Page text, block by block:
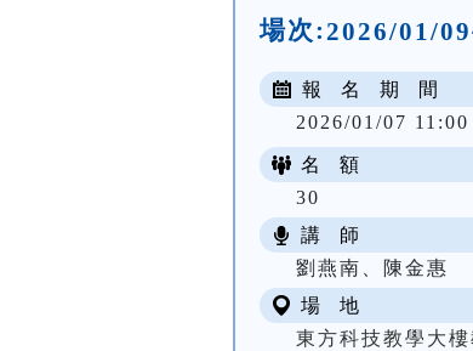
場次:2026/01/
報 名 期 間
2026/01/07
名 額
30
講 師
劉燕南、陳金惠
場 地
東方科技教學大